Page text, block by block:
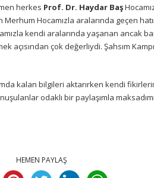
herkes Prof. Dr. Haydar Baş
Hocamızla aralarında geçen
kendi aralarında yaşanan ancak
açısından çok değerliydi. Şahsım
kalan bilgileri aktarırken kendi
odaklı bir paylaşımla
HEMEN PAYLAŞ